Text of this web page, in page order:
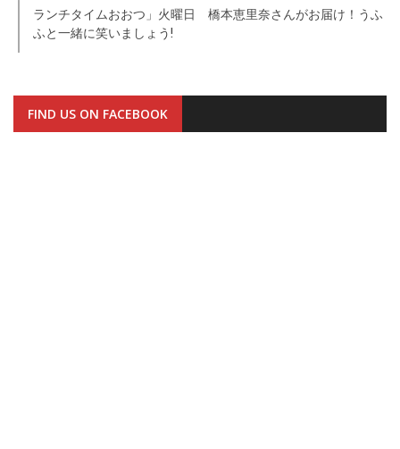
ランチタイムおおつ」火曜日 橋本恵里奈さんがお届け！うふ
ふと一緒に笑いましょう!
FIND US ON FACEBOOK